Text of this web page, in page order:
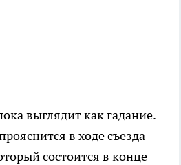
выглядит как гадание.
в ходе съезда
состоится в конце